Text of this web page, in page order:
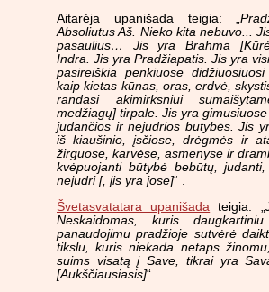
Aitarėja upanišada teigia: „
Absoliutus Aš. Nieko kita nebuvo...
pasaulius… Jis yra Brahma
Indra. Jis yra Pradžiapatis. Jis yra
pasireiškia penkiuose
kaip kietas kūnas, oras, erdvė,
randasi akimirksniui
medžiagų] tirpale. Jis yra
judančios ir nejudrios būtybės. Jis
iš kiaušinio, įsčiose, drėgmės ir
žirguose, karvėse, asmenyse ir
kvėpuojanti būtybė bebūtų,
nejudri [, jis yra jose]“ .
Švetasvatatara upanišada teigia: „
Neskaidomas, kuris
panaudojimu pradžioje sutvėrė
tikslu, kuris niekada netaps
suims visatą į Save, tikrai yra
[Aukščiausiasis]“.